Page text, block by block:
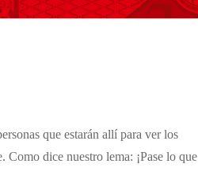
que estarán allí para ver los
Como dice nuestro lema: ¡Pase lo que